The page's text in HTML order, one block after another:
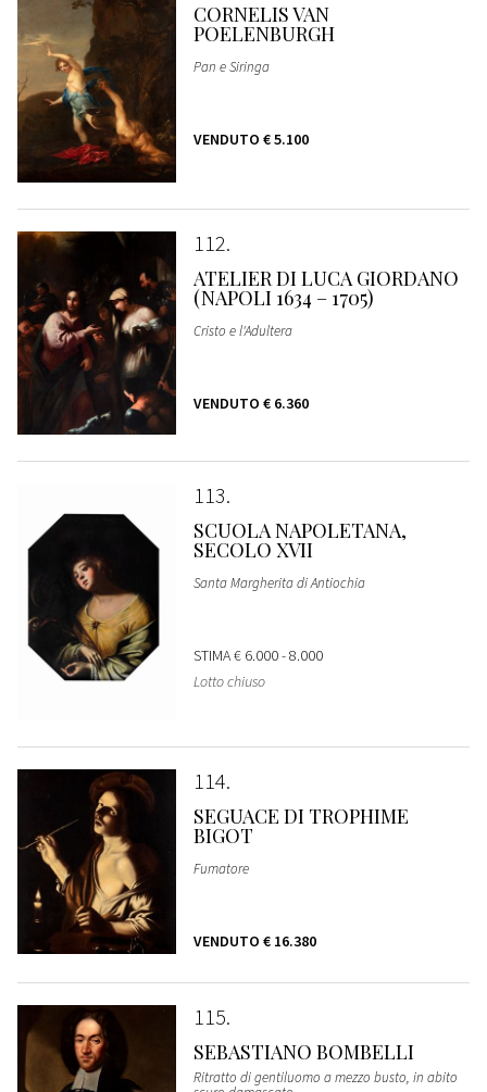
CORNELIS VAN
POELENBURGH
Pan e Siringa
VENDUTO € 5.100
112
ATELIER DI LUCA GIORDANO
(NAPOLI 1634 – 1705)
Cristo e l'Adultera
VENDUTO € 6.360
113
SCUOLA NAPOLETANA,
SECOLO XVII
Santa Margherita di Antiochia
STIMA€ 6.000 - 8.000
Lotto chiuso
114
SEGUACE DI TROPHIME
BIGOT
Fumatore
VENDUTO € 16.380
115
SEBASTIANO BOMBELLI
Ritratto di gentiluomo a mezzo busto, in abito